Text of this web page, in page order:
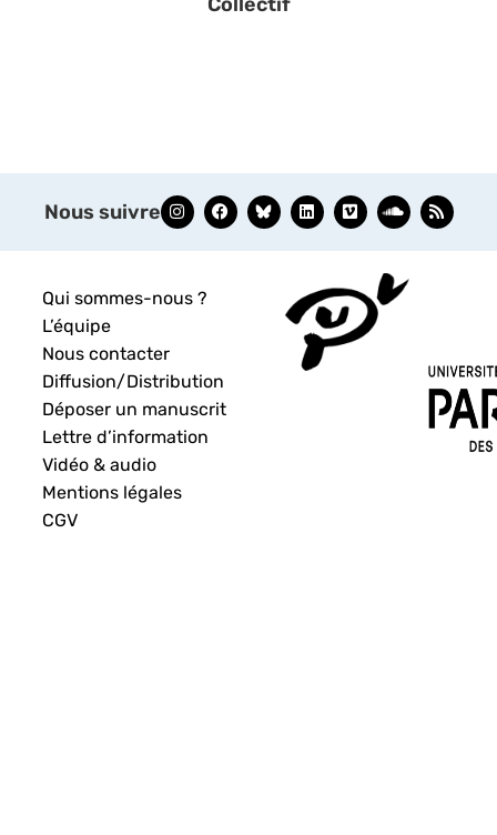
Nous suivre
Qui sommes-nous ?
L’équipe
Nous contacter
Diffusion/Distribution
Déposer un manuscrit
Lettre d’information
Vidéo & audio
Mentions légales
CGV